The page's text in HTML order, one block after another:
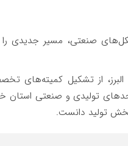
صنعتی، مسیر جدیدی را
از تشکیل کمیته‌های
تولیدی و صنعتی استان
تولید دانست.